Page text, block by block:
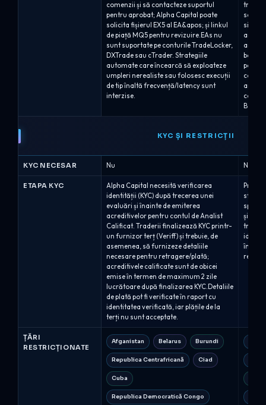
comenzii și să contacteze suportul
pentru aprobat; Alpha Capital poate
solicita fișierul EX5 al EA&apos; și linkul
de piață MQ5 pentru revizuire.EAs nu
sunt suportate pe conturile TradeLocker,
DXTrade sau cTrader. Strategiile
automate care încearcă să exploateze
umpleri nerealiste sau folosesc execuții
de tip înaltă frecvență/latency sunt
interzise.
care
cadrul
KYC ȘI RESTRICȚII
KYC NECESAR Nu Nu
ETAPA KYC
Alpha Capital necesită verificarea
identității (KYC) după trecerea unei
evaluări și înainte de emiterea
acreditivelor pentru contul de Analist
Calificat. Traderii finalizează KYC printr-
un furnizor terț (Veriff) și trebuie, de
asemenea, să furnizeze detaliile
necesare pentru retragere/plată;
acreditivele calificate sunt de obicei
emise în termen de maximum 2 zile
lucrătoare după finalizarea KYC.Detaliile
de plată pot fi verificate în raport cu
identitatea verificată, iar plățile de la
terți nu sunt acceptate.
și
trebui
în
ȚĂRI
RESTRICȚIONATE
Afganistan Belarus Burundi
Republica Centrafricană Ciad
Cuba
Republica Democratică Congo